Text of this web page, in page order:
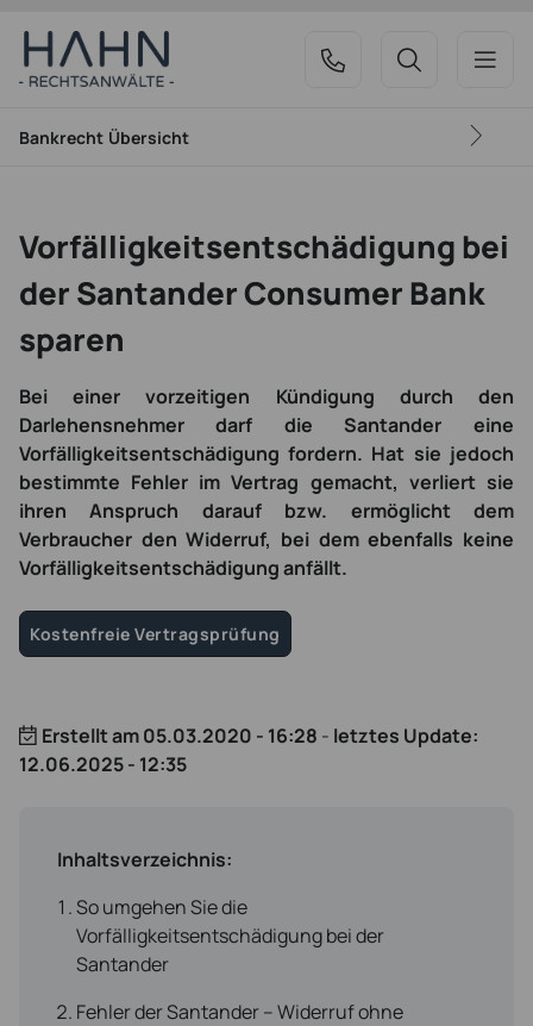
Bankrecht Übersicht
Vorfälligkeitsentschädigung bei
der Santander Consumer Bank
sparen
Bei einer vorzeitigen Kündigung durch den
Darlehensnehmer darf die Santander eine
Vorfälligkeitsentschädigung fordern. Hat sie jedoch
bestimmte Fehler im Vertrag gemacht, verliert sie
ihren Anspruch darauf bzw. ermöglicht dem
Verbraucher den Widerruf, bei dem ebenfalls keine
Vorfälligkeitsentschädigung anfällt.
Kostenfreie Vertragsprüfung
Erstellt am05.03.2020 - 16:28 - letztes Update:
12.06.2025 - 12:35
Inhaltsverzeichnis:
So umgehen Sie die
Vorfälligkeitsentschädigung bei der
Santander
Fehler der Santander – Widerruf ohne